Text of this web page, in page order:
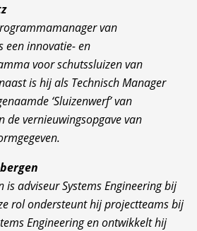
van
een innovatie- en
voor schutssluizen van
is hij als Technisch Manager
‘Sluizenwerf’ van
de vernieuwingsopgave van
is adviseur Systems Engineering bij
rol ondersteunt hij projectteams bij
Engineering en ontwikkelt hij